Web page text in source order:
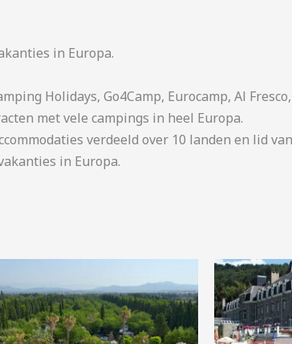
in Europa.
Holidays, Go4Camp, Eurocamp, Al
met vele campings in heel Europa.
verdeeld over 10 landen en lid van
in Europa.